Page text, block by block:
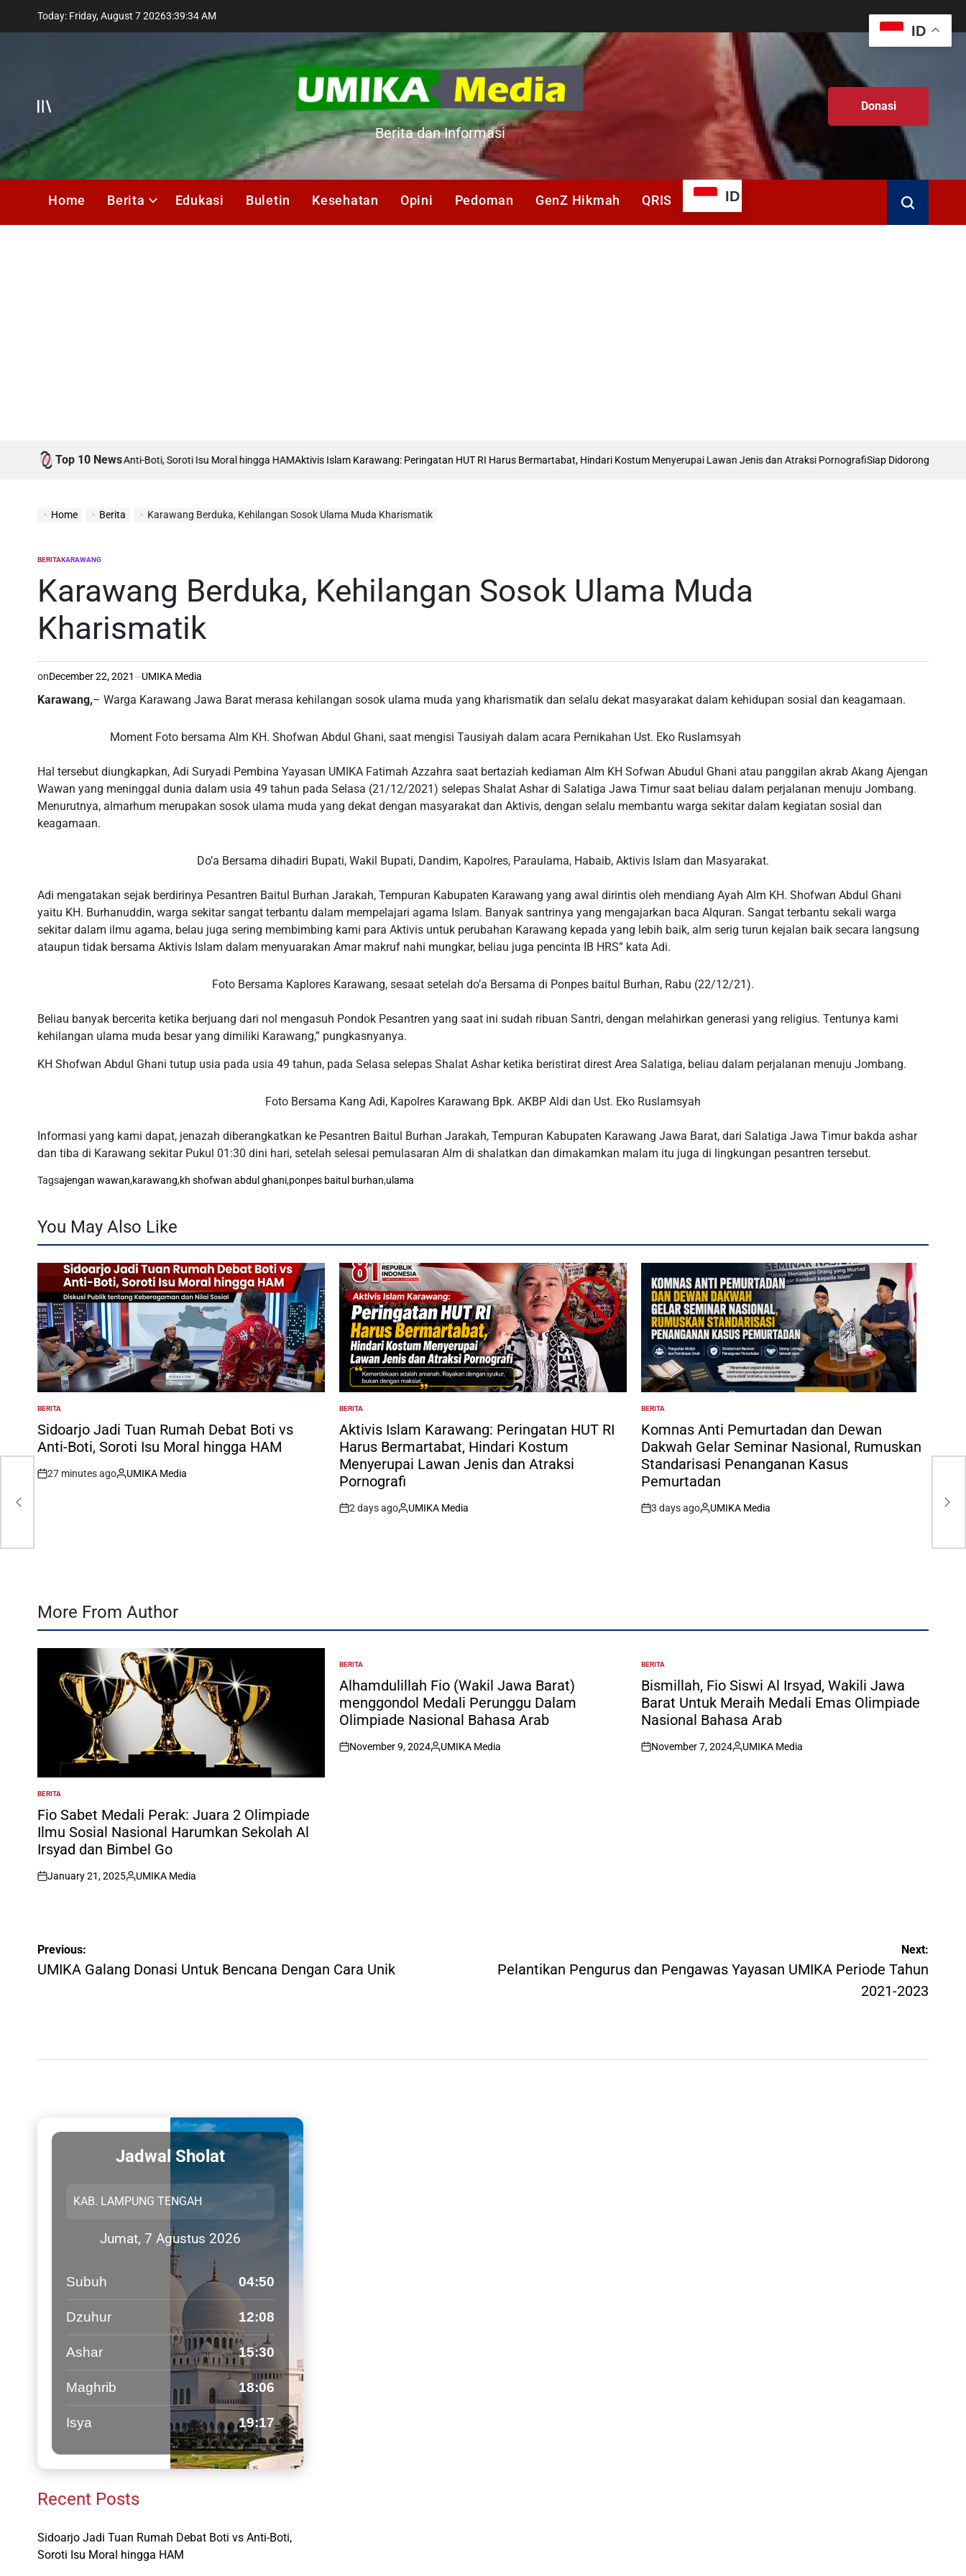
Today: Friday, August 7 20263:39:35AM
Offcanvas
UMIKA
Media
Berita dan Informasi
Donasi
Home Berita Edukasi Buletin Kesehatan Opini Pedoman GenZ Hikmah QRIS ID
Search
Top 10 News
Debat Boti vs Anti-Boti, Soroti Isu Moral hingga HAMAktivis Islam Karawang: Peringatan HUT RI Harus Bermartabat, Hindari Kostum Menyerupai Lawan Jenis dan Atraksi PornografiSiap Didorong Jadi RUU
Home Berita Karawang Berduka, Kehilangan Sosok Ulama Muda Kharismatik
POSTED
BERITAKARAWANG
Karawang Berduka, Kehilangan Sosok Ulama Muda
Kharismatik
onDecember 22, 2021 UMIKA Media
Karawang,– Warga Karawang Jawa Barat merasa kehilangan sosok ulama muda yang kharismatik dan selalu dekat masyarakat dalam kehidupan sosial dan keagamaan.
Moment Foto bersama Alm KH. Shofwan Abdul Ghani, saat mengisi Tausiyah dalam acara Pernikahan Ust. Eko Ruslamsyah
Hal tersebut diungkapkan, Adi Suryadi Pembina Yayasan UMIKA Fatimah Azzahra saat bertaziah kediaman Alm KH Sofwan Abudul Ghani atau panggilan akrab Akang Ajengan
Wawan yang meninggal dunia dalam usia 49 tahun pada Selasa (21/12/2021) selepas Shalat Ashar di Salatiga Jawa Timur saat beliau dalam perjalanan menuju Jombang.
Menurutnya, almarhum merupakan sosok ulama muda yang dekat dengan masyarakat dan Aktivis, dengan selalu membantu warga sekitar dalam kegiatan sosial dan
keagamaan.
Do’a Bersama dihadiri Bupati, Wakil Bupati, Dandim, Kapolres, Paraulama, Habaib, Aktivis Islam dan Masyarakat.
Adi mengatakan sejak berdirinya Pesantren Baitul Burhan Jarakah, Tempuran Kabupaten Karawang yang awal dirintis oleh mendiang Ayah Alm KH. Shofwan Abdul Ghani
yaitu KH. Burhanuddin, warga sekitar sangat terbantu dalam mempelajari agama Islam. Banyak santrinya yang mengajarkan baca Alquran. Sangat terbantu sekali warga
sekitar dalam ilmu agama, belau juga sering membimbing kami para Aktivis untuk perubahan Karawang kepada yang lebih baik, alm serig turun kejalan baik secara langsung
ataupun tidak bersama Aktivis Islam dalam menyuarakan Amar makruf nahi mungkar, beliau juga pencinta IB HRS” kata Adi.
Foto Bersama Kaplores Karawang, sesaat setelah do’a Bersama di Ponpes baitul Burhan, Rabu (22/12/21).
Beliau banyak bercerita ketika berjuang dari nol mengasuh Pondok Pesantren yang saat ini sudah ribuan Santri, dengan melahirkan generasi yang religius. Tentunya kami
kehilangan ulama muda besar yang dimiliki Karawang,” pungkasnyanya.
KH Shofwan Abdul Ghani tutup usia pada usia 49 tahun, pada Selasa selepas Shalat Ashar ketika beristirat direst Area Salatiga, beliau dalam perjalanan menuju Jombang.
Foto Bersama Kang Adi, Kapolres Karawang Bpk. AKBP Aldi dan Ust. Eko Ruslamsyah
Informasi yang kami dapat, jenazah diberangkatkan ke Pesantren Baitul Burhan Jarakah, Tempuran Kabupaten Karawang Jawa Barat, dari Salatiga Jawa Timur bakda ashar
dan tiba di Karawang sekitar Pukul 01:30 dini hari, setelah selesai pemulasaran Alm di shalatkan dan dimakamkan malam itu juga di lingkungan pesantren tersebut.
Tagsajengan wawan,karawang,kh shofwan abdul ghani,ponpes baitul burhan,ulama
You May Also Like
POSTED
IN
BERITA
Sidoarjo Jadi Tuan Rumah Debat Boti vs
Anti-Boti, Soroti Isu Moral hingga HAM
on
27 minutes ago
Posted
UMIKA Media
POSTED
IN
BERITA
Aktivis Islam Karawang: Peringatan HUT RI
Harus Bermartabat, Hindari Kostum
Menyerupai Lawan Jenis dan Atraksi
Pornografi
on
2 days ago
Posted
UMIKA Media
POSTED
IN
BERITA
Komnas Anti Pemurtadan dan Dewan
Dakwah Gelar Seminar Nasional, Rumuskan
Standarisasi Penanganan Kasus
Pemurtadan
on
3 days ago
Posted
UMIKA Media
More From Author
POSTED
IN
BERITA
Fio Sabet Medali Perak: Juara 2 Olimpiade
Ilmu Sosial Nasional Harumkan Sekolah Al
Irsyad dan Bimbel Go
on
January 21, 2025
Posted
UMIKA Media
POSTED
IN
BERITA
Alhamdulillah Fio (Wakil Jawa Barat)
menggondol Medali Perunggu Dalam
Olimpiade Nasional Bahasa Arab
on
November 9, 2024
Posted
UMIKA Media
POSTED
IN
BERITA
Bismillah, Fio Siswi Al Irsyad, Wakili Jawa
Barat Untuk Meraih Medali Emas Olimpiade
Nasional Bahasa Arab
on
November 7, 2024
Posted
UMIKA Media
Post
navigation
Previous:
UMIKA Galang Donasi Untuk Bencana Dengan Cara Unik
Next:
Pelantikan Pengurus dan Pengawas Yayasan UMIKA Periode Tahun
2021-2023
Jadwal Sholat
Jumat, 7 Agustus 2026
Subuh 04:50
Dzuhur 12:08
Ashar 15:30
Maghrib 18:06
Isya 19:17
Recent Posts
Sidoarjo Jadi Tuan Rumah Debat Boti vs Anti-Boti,
Soroti Isu Moral hingga HAM
ID